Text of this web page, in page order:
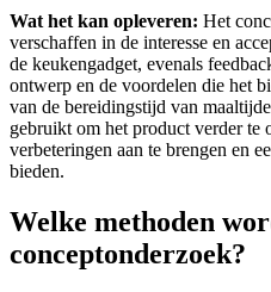
Wat het kan opleveren: Het
verschaffen in de interesse en
de keukengadget, evenals
ontwerp en de voordelen die het
van de bereidingstijd van
gebruikt om het product verder te
verbeteringen aan te brengen en
bieden.
Welke methoden
conceptonderzoek?